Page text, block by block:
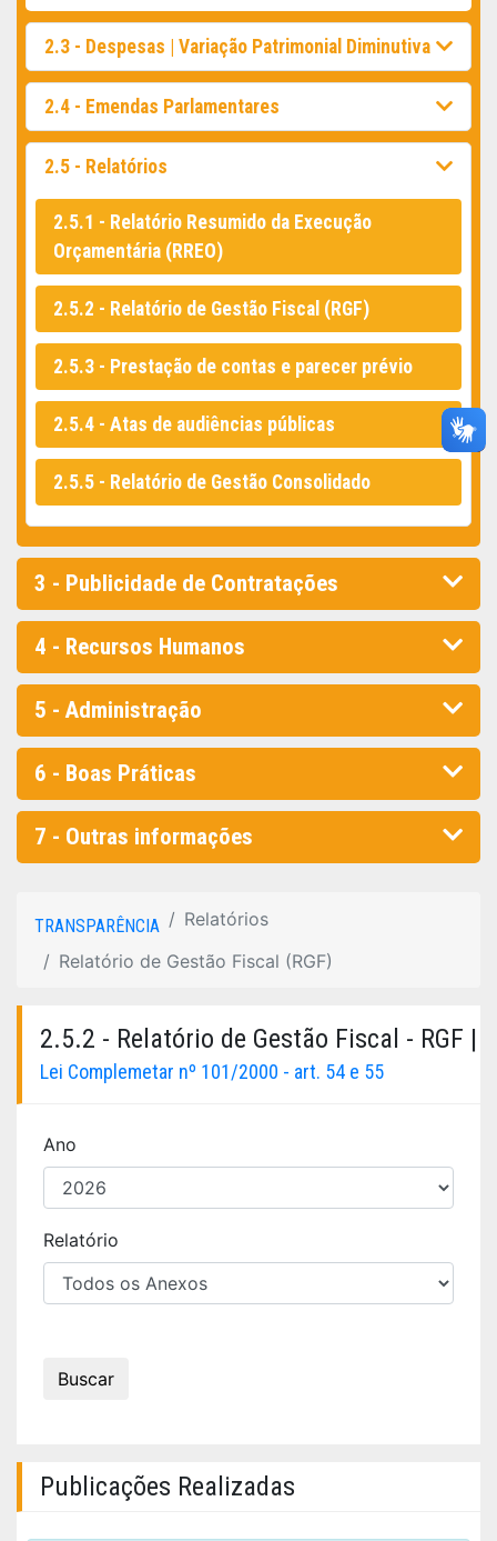
2.3 - Despesas | Variação Patrimonial Diminutiva
2.4 - Emendas Parlamentares
2.5 - Relatórios
2.5.1 - Relatório Resumido da Execução
Orçamentária (RREO)
2.5.2 - Relatório de Gestão Fiscal (RGF)
2.5.3 - Prestação de contas e parecer prévio
2.5.4 - Atas de audiências públicas
2.5.5 - Relatório de Gestão Consolidado
3 - Publicidade de Contratações
4 - Recursos Humanos
5 - Administração
6 - Boas Práticas
7 - Outras informações
TRANSPARÊNCIA
Relatórios
Relatório de Gestão Fiscal (RGF)
2.5.2 - Relatório de Gestão Fiscal - RGF |
Lei Complemetar nº 101/2000 - art. 54 e 55
Ano
Relatório
Buscar
Publicações Realizadas